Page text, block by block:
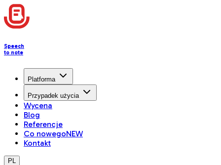
Speech
to note
Platforma
Przypadek użycia
Wycena
Blog
Referencje
Co nowegoNEW
Kontakt
PL